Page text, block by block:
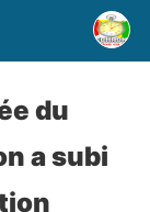
du
a subi